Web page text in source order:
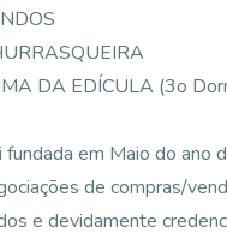
DA EDÍCULA (3o
em Maio do ano
de compras/
e devidamente